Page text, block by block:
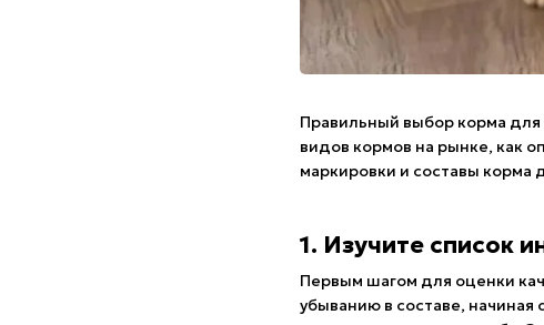
Правильный выбор корма
видов кормов на рынке, как
маркировки и составы корма
1. Изучите список
Первым шагом для оценки
убыванию в составе,